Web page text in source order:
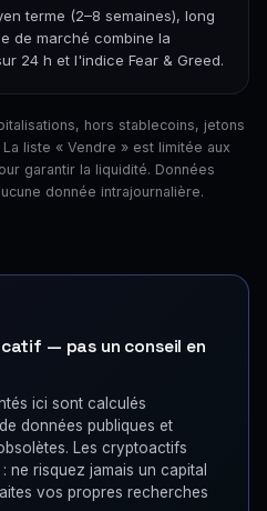
terme (2–8 semaines), long
de marché combine la
24 h et l'indice Fear & Greed.
hors stablecoins, jetons
liste « Vendre » est limitée aux
garantir la liquidité. Données
donnée intrajournalière.
— pas un conseil en
ici sont calculés
données publiques et
Les cryptoactifs
ne risquez jamais un capital
vos propres recherches